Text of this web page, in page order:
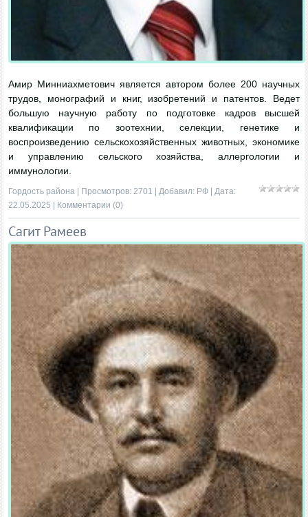
Амир Минниахметович является автором более 200 научных
трудов, монографий и книг, изобретений и патентов. Ведет
большую научную работу по подготовке кадров высшей
квалификации по зоотехнии, селекции, генетике и
воспроизведению сельскохозяйственных животных, экономике
и управлению сельского хозяйства, аллергологии и
иммунологии.
Гордость района | Просмотров: 2701 | Добавил: РФ | Дата:
22.05.2025
Комментарии (0)
Сагит Рамеев